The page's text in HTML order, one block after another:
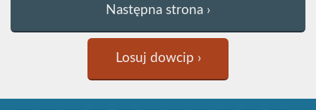
Następna strona ›
Losuj dowcip ›